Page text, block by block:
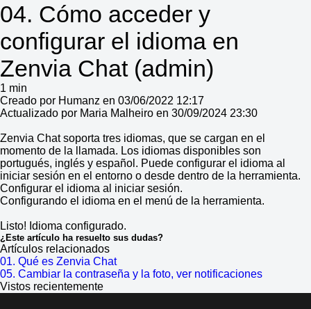
04. Cómo acceder y
configurar el idioma en
Zenvia Chat (admin)
1 min
Creado por Humanz en 03/06/2022 12:17
Actualizado por Maria Malheiro en 30/09/2024 23:30
Zenvia Chat soporta tres idiomas, que se cargan en el
momento de la llamada. Los idiomas disponibles son
portugués, inglés y español. Puede configurar el idioma al
iniciar sesión en el entorno o desde dentro de la herramienta.
Configurar el idioma al iniciar sesión.
Configurando el idioma en el menú de la herramienta.
Listo! Idioma configurado.
¿Este artículo ha resuelto sus dudas?
Artículos relacionados
01. Qué es Zenvia Chat
05. Cambiar la contraseña y la foto, ver notificaciones
Vistos recientemente